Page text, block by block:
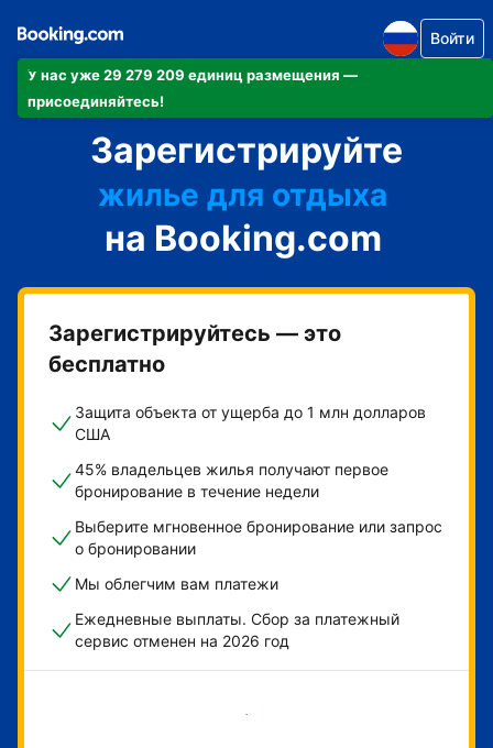
У нас уже 29 279 209 единиц размещения —
присоединяйтесь!
Войти
Зарегистрируйте
апартаменты/квартиру
отель
жилье для отдыха
гостевой дом
мини-отель
на Booking.com
Зарегистрируйтесь — это
бесплатно
Защита объекта от ущерба до 1 млн долларов
США
45% владельцев жилья получают первое
бронирование в течение недели
Выберите мгновенное бронирование или запрос
о бронировании
Мы облегчим вам платежи
Ежедневные выплаты. Сбор за платежный
сервис отменен на 2026 год
Начать